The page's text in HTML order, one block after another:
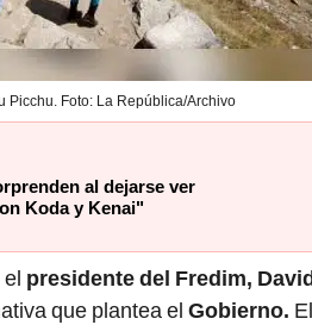
Picchu. Foto: La República/Archivo
al dejarse ver
Koda y Kenai"
presidente del Fredim,
que plantea el Gobierno.